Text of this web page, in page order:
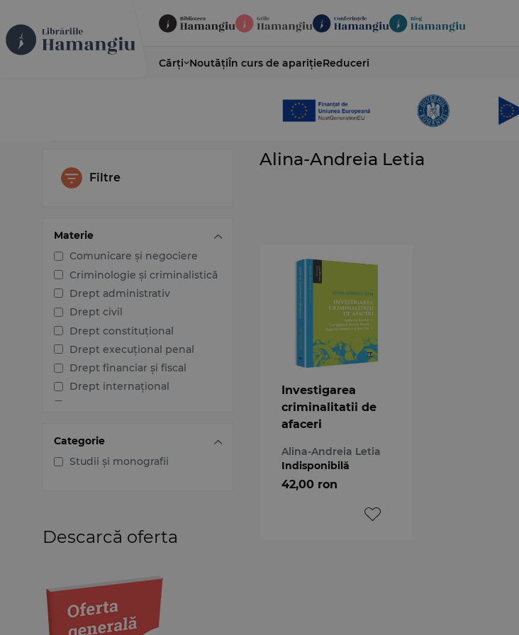
Cărți NoutățiÎn curs de aparițieReduceri
Filtre
Materie
Comunicare și negociere
Criminologie și criminalistică
Drept administrativ
Drept civil
Drept constituțional
Drept execuțional penal
Drept financiar și fiscal
Drept internațional
Drept procesual penal
Dreptul afacerilor
sociale
intelectuale
Dreptul Uniunii Europene
Jurisprudența instanțelor
Categorie
Studii și monografii
Descarcă oferta
Alina-Andreia Letia
Investigarea
criminalitatii de
afaceri
Alina-Andreia Letia
Indisponibilă
42,00 ron